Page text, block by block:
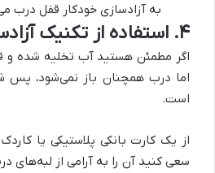
به آزادسازی خودکار قفل درب
۴. استفاده از تکنیک آزاد‌سازی دستی
اگر مطمئن هستید آب تخلیه شده و
اما درب همچنان باز نمی‌شود، پس
است.
از یک کارت بانکی پلاستیکی یا
سعی کنید آن را به آرامی از